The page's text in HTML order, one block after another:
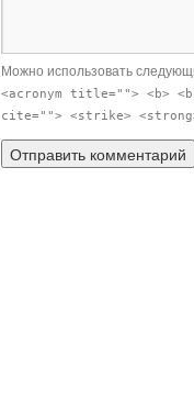
Можно использовать
<acronym title=""> <b>
cite=""> <strike>